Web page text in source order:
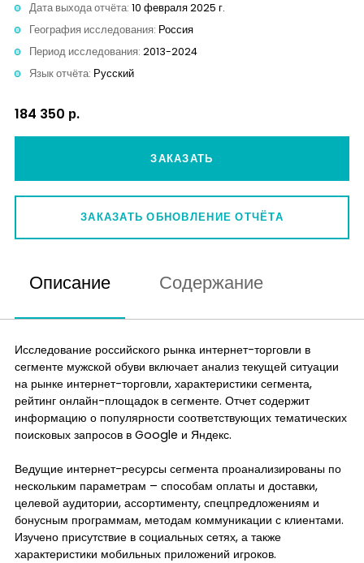
Контакты
Дата выхода отчёта: 10 февраля 2025 г.
География исследования: Россия
Период исследования: 2013-2024
Язык отчёта: Русский
184 350 р.
ЗАКАЗАТЬ
ЗАКАЗАТЬ ОБНОВЛЕНИЕ ОТЧЁТА
Описание Содержание
Исследование российского рынка интернет-торговли в
сегменте мужской обуви включает анализ текущей ситуации
на рынке интернет-торговли, характеристики сегмента,
рейтинг онлайн-площадок в сегменте. Отчет содержит
информацию о популярности соответствующих тематических
поисковых запросов в Google и Яндекс.
Ведущие интернет-ресурсы сегмента проанализированы по
нескольким параметрам – способам оплаты и доставки,
целевой аудитории, ассортименту, спецпредложениям и
бонусным программам, методам коммуникации с клиентами.
Изучено присутствие в социальных сетях, а также
характеристики мобильных приложений игроков.